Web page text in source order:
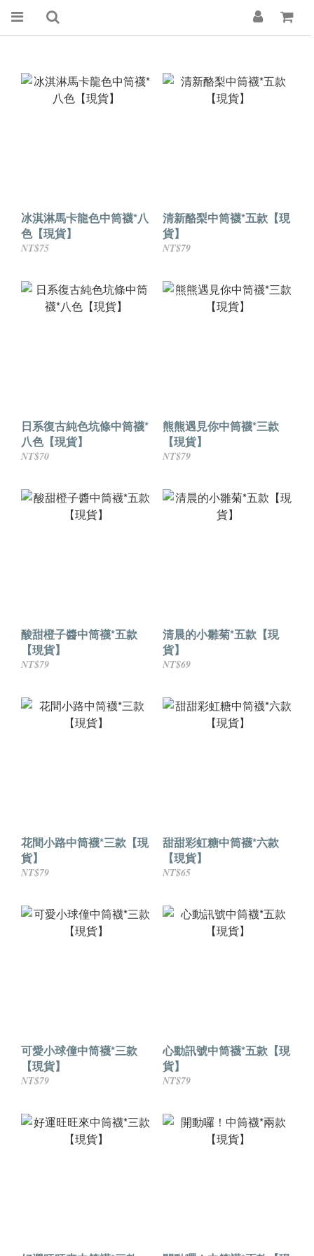
冰淇淋馬卡龍色中筒襪*八
色【現貨】
NT$75
清新酪梨中筒襪*五款【現
貨】
NT$79
日系復古純色坑條中筒襪*
八色【現貨】
NT$70
熊熊遇見你中筒襪*三款
【現貨】
NT$79
酸甜橙子醬中筒襪*五款
【現貨】
NT$79
清晨的小雛菊*五款【現
貨】
NT$69
花間小路中筒襪*三款【現
貨】
NT$79
甜甜彩虹糖中筒襪*六款
【現貨】
NT$65
可愛小球僮中筒襪*三款
【現貨】
NT$79
心動訊號中筒襪*五款【現
貨】
NT$79